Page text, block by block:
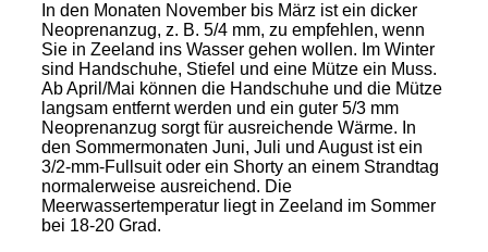
In den Monaten November bis März ist ein dicker
Neoprenanzug, z. B. 5/4 mm, zu empfehlen, wenn
Sie in Zeeland ins Wasser gehen wollen. Im Winter
sind Handschuhe, Stiefel und eine Mütze ein Muss.
Ab April/Mai können die Handschuhe und die Mütze
langsam entfernt werden und ein guter 5/3 mm
Neoprenanzug sorgt für ausreichende Wärme. In
den Sommermonaten Juni, Juli und August ist ein
3/2-mm-Fullsuit oder ein Shorty an einem Strandtag
normalerweise ausreichend. Die
Meerwassertemperatur liegt in Zeeland im Sommer
bei 18-20 Grad.